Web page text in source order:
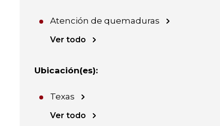
Atención de quemaduras
Ver todo
Ubicación(es):
Texas
Ver todo